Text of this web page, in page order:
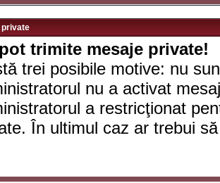
private
trimite mesaje private!
trei posibile motive: nu
nu a activat
a restricţionat
În ultimul caz ar trebui